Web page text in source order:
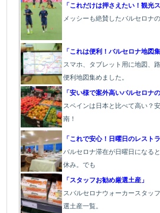
「これだけは押さえたい！観光
メッシーも絶賛したバルセロナ
「これは便利！バルセロナ地図集
スマホ、タブレット用に地図、
便利地図集めました。
「安い様で案外高いバルセロナの
スペインは日本と比べて高い？
南！
「これで安心！日曜日のレストラ
バルセロナ滞在が日曜日になる
休み。でも
「スタッフお勧め厳選土産」
スバルセロナウォーカースタッ
選土産一覧。